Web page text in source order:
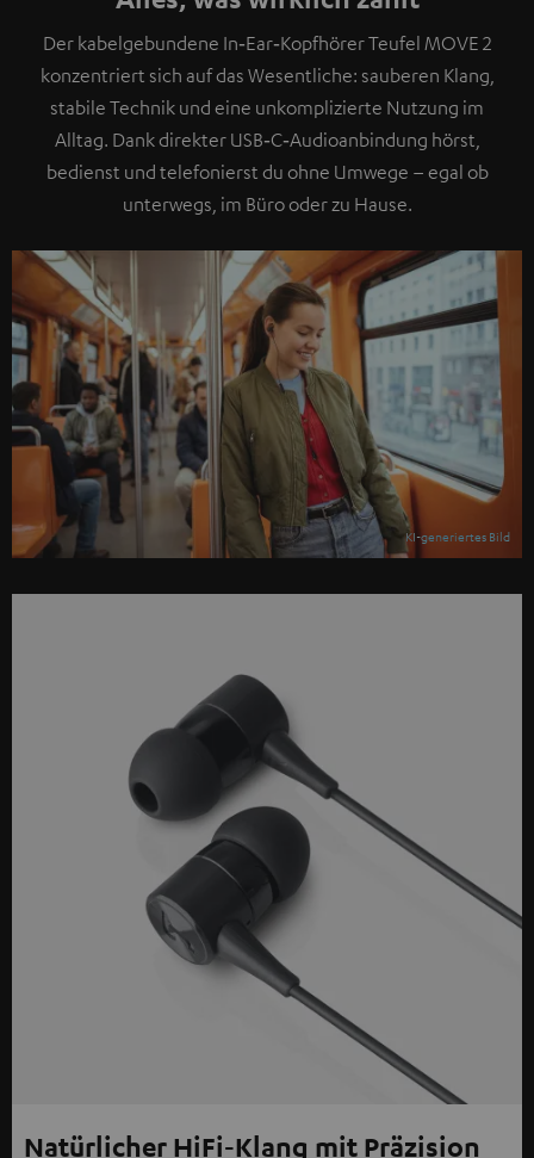
Der kabelgebundene In‑Ear‑Kopfhörer Teufel MOVE 2
konzentriert sich auf das Wesentliche: sauberen Klang,
stabile Technik und eine unkomplizierte Nutzung im
Alltag. Dank direkter USB‑C‑Audioanbindung hörst,
bedienst und telefonierst du ohne Umwege – egal ob
unterwegs, im Büro oder zu Hause.
Natürlicher HiFi‑Klang mit Präzision